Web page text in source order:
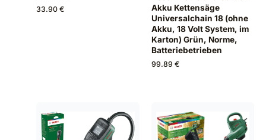
33.90 €
Akku Kettensäge
Universalchain 18 (ohne
Akku, 18 Volt System, im
Karton) Grün, Norme,
Batteriebetrieben
99.89 €